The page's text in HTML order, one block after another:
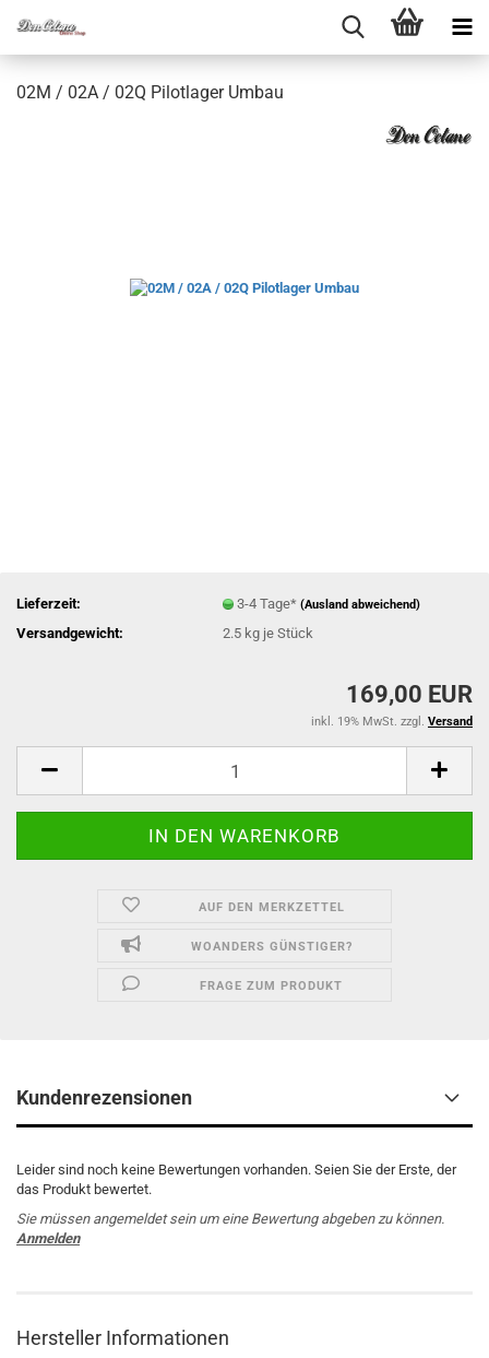
02M / 02A / 02Q Pi­lot­la­ger Umbau
Lieferzeit: 3-4 Tage*(Ausland abweichend)
Versandgewicht: 2.5 kg je Stück
169,00 EUR
inkl. 19% MwSt. zzgl. Versand
AUF DEN MERKZETTEL
WOANDERS GÜNSTIGER?
FRAGE ZUM PRODUKT
Kundenrezensionen
Leider sind noch keine Bewertungen vorhanden. Seien Sie der Erste, der
das Produkt bewertet.
Sie müssen angemeldet sein um eine Bewertung abgeben zu können.
Anmelden
Hersteller Informationen